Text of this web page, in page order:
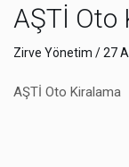
AŞTİ Oto
Zirve Yönetim / 27
AŞTİ Oto Kiralama